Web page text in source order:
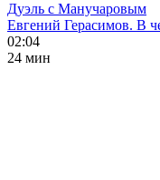
Дуэль с Манучаровым
Евгений Герасимов. В
02:04
24 мин